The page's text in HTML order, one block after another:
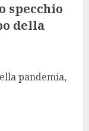
specchio
della
pandemia,